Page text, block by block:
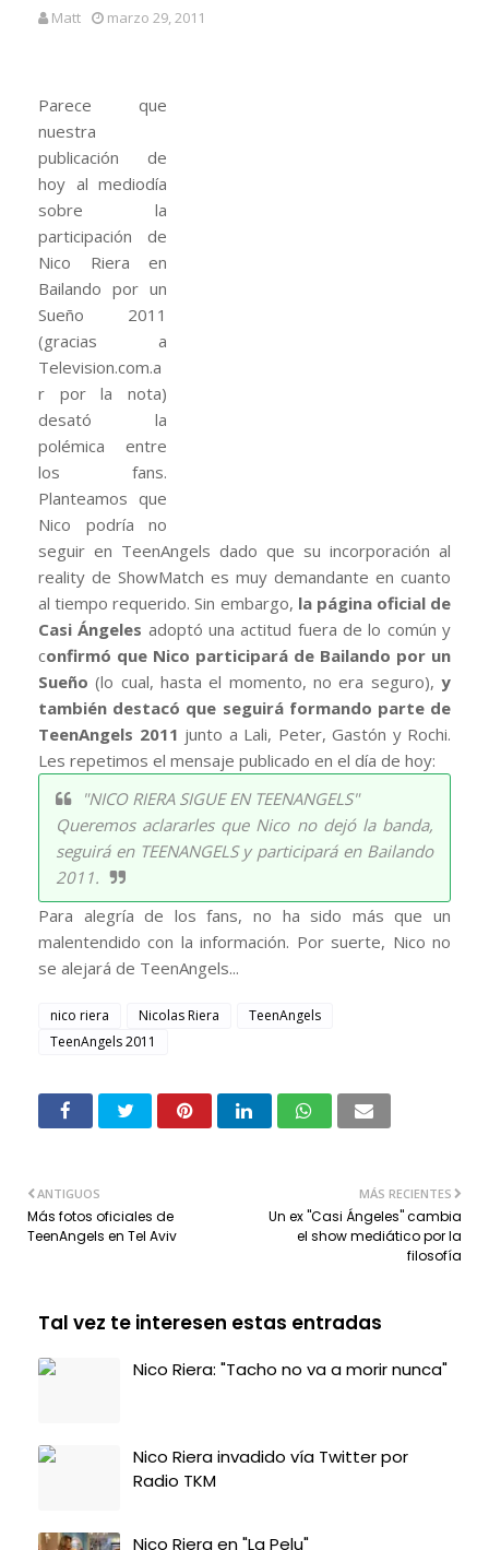
Matt marzo 29, 2011
Parece que
nuestra
publicación de
hoy al mediodía
sobre la
participación de
Nico Riera en
Bailando por un
Sueño 2011
(gracias a
Television.com.a
r por la nota)
desató la
polémica entre
los fans.
Planteamos que
Nico podría no
seguir en TeenAngels dado que su incorporación al
reality de ShowMatch es muy demandante en cuanto
al tiempo requerido. Sin embargo, la página oficial de
Casi Ángeles adoptó una actitud fuera de lo común y
confirmó que Nico participará de Bailando por un
Sueño (lo cual, hasta el momento, no era seguro), y
también destacó que seguirá formando parte de
TeenAngels 2011 junto a Lali, Peter, Gastón y Rochi.
Les repetimos el mensaje publicado en el día de hoy:
"NICO RIERA SIGUE EN TEENANGELS"
Queremos aclararles que Nico no dejó la banda,
seguirá en TEENANGELS y participará en Bailando
2011.
Para alegría de los fans, no ha sido más que un
malentendido con la información. Por suerte, Nico no
se alejará de TeenAngels...
nico riera Nicolas Riera
TeenAngels
TeenAngels 2011
MÁS RECIENTES
Un ex "Casi Ángeles" cambia
el show mediático por la
filosofía
ANTIGUOS
Más fotos oficiales de
TeenAngels en Tel Aviv
Tal vez te interesen estas entradas
Nico Riera: "Tacho no va a morir nunca"
Nico Riera invadido vía Twitter por
Radio TKM
Nico Riera en "La Pelu"